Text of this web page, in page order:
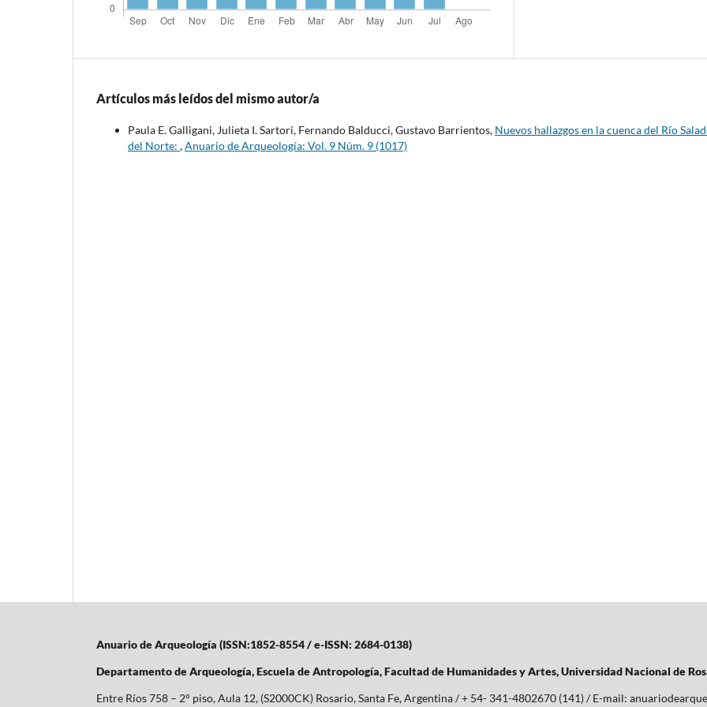
Artículos más leídos del mismo autor/a
Paula E. Galligani, Julieta I. Sartori, Fernando Balducci, Gustavo Barrientos, Nuevos hallazgos en la cuenca del Río
del Norte: ,Anuario de Arqueología: Vol. 9 Núm. 9 (1017)
Anuario de Arqueología (ISSN:1852-8554 / e-ISSN: 2684-0138)
Departamento de Arqueología,Escuela de Antropología,Facultad de Humanidades y Artes,Universidad Nacional de
Entre Ríos 758 – 2° piso, Aula 12, (S2000CK) Rosario, Santa Fe, Argentina / + 54- 341-4802670 (141) / E-mail: